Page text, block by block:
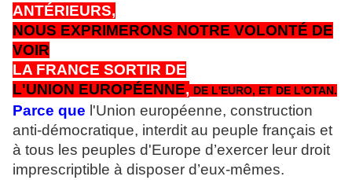
ANTÉRIEURS,
NOUS EXPRIMERONS NOTRE VOLONTÉ DE
VOIR
LA FRANCE SORTIR DE
L'UNION EUROPÉENNE, DE L'EURO, ET DE L'OTAN.
Parce que l'Union européenne, construction
anti-démocratique, interdit au peuple français et
à tous les peuples d'Europe d’exercer leur droit
imprescriptible à disposer d’eux-mêmes.